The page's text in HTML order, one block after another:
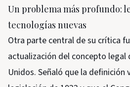
Un problema más profundo:
tecnologías nuevas
Otra parte central de su crítica
actualización del concepto legal
Unidos. Señaló que la definición